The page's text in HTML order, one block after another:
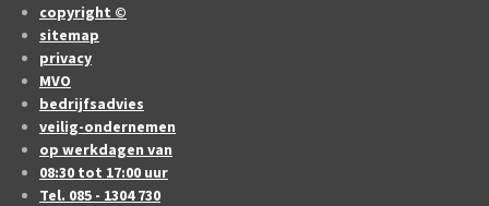
copyright ©
sitemap
privacy
MVO
bedrijfsadvies
veilig-ondernemen
op werkdagen van
08:30 tot 17:00 uur
Tel. 085 - 1304 730